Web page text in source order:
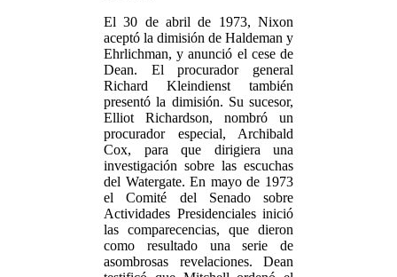
El 30 de abril de 1973, Nixon
aceptó la dimisión de Haldeman y
Ehrlichman, y anunció el cese de
Dean. El procurador general
Richard Kleindienst también
presentó la dimisión. Su sucesor,
Elliot Richardson, nombró un
procurador especial, Archibald
Cox, para que dirigiera una
investigación sobre las escuchas
del Watergate. En mayo de 1973
el Comité del Senado sobre
Actividades Presidenciales inició
las comparecencias, que dieron
como resultado una serie de
asombrosas revelaciones. Dean